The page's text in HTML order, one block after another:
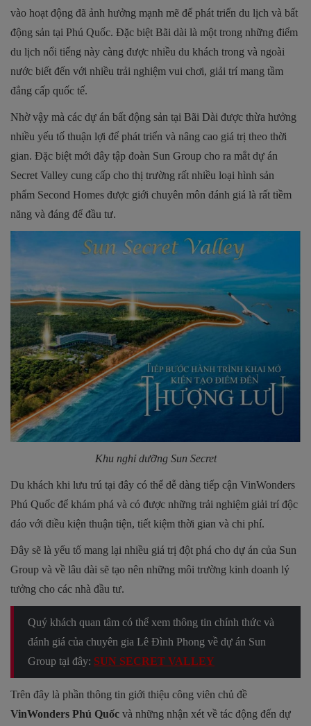
vào hoạt động đã ảnh hưởng mạnh mẽ để phát triển du lịch và bất
động sản tại Phú Quốc. Đặc biệt Bãi dài là một trong những điểm
du lịch nổi tiếng này càng được nhiều du khách trong và ngoài
nước biết đến với nhiều trải nghiệm vui chơi, giải trí mang tầm
đẳng cấp quốc tế.
Nhờ vậy mà các dự án bất động sản tại Bãi Dài được thừa hưởng
nhiều yếu tố thuận lợi để phát triển và nâng cao giá trị theo thời
gian. Đặc biệt mới đây tập đoàn Sun Group cho ra mắt dự án
Secret Valley cung cấp cho thị trường rất nhiều loại hình sản
phẩm Second Homes được giới chuyên môn đánh giá là rất tiềm
năng và đáng để đầu tư.
Khu nghỉ dưỡng Sun Secret
Du khách khi lưu trú tại đây có thể dễ dàng tiếp cận VinWonders
Phú Quốc để khám phá và có được những trải nghiệm giải trí độc
đáo với điều kiện thuận tiện, tiết kiệm thời gian và chi phí.
Đây sẽ là yếu tố mang lại nhiều giá trị đột phá cho dự án của Sun
Group và về lâu dài sẽ tạo nên những môi trường kinh doanh lý
tưởng cho các nhà đầu tư.
Quý khách quan tâm có thể xem thông tin chính thức và
đánh giá của chuyên gia Lê Đình Phong về dự án Sun
Group tại đây: SUN SECRET VALLEY
Trên đây là phần thông tin giới thiệu công viên chủ đề
VinWonders Phú Quốc và những nhận xét về tác động đến dự